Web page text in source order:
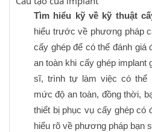
Tìm hiểu kỹ về kỹ thuật
hiểu trước về phương pháp
cấy ghép để có thể đánh
an toàn khi cấy ghép implant
sĩ, trình tự làm việc có thể
mức độ an toàn, đồng thời,
thiết bị phục vụ cấy ghép có
hiểu rõ về phương pháp bạn